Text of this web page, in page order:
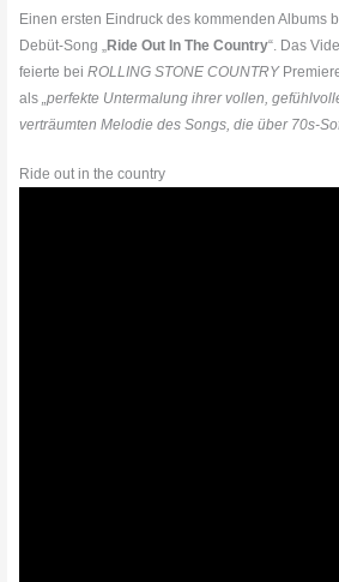
Einen ersten Eindruck des kommenden Albums
Debüt-Song „Ride Out In The Country“. Das
feierte beiROLLING STONE COUNTRY
als„perfekte Untermalung ihrer vollen,
verträumten Melodie des Songs, die über 70s-
Ride out in the country